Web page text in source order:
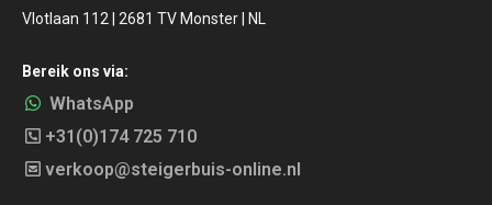
Vlotlaan 112 | 2681 TV Monster | NL
Bereik ons via:
WhatsApp
+31(0)174 725 710
verkoop@steigerbuis-online.nl